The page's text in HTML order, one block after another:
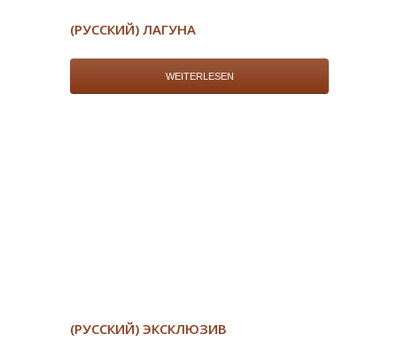
(РУССКИЙ) ЛАГУНА
WEITERLESEN
(РУССКИЙ) ЭКСКЛЮЗИВ